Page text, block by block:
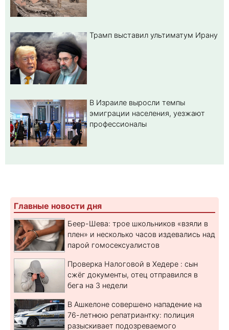
Трамп выставил ультиматум Ирану
В Израиле выросли темпы
эмиграции населения, уезжают
профессионалы
Главные новости дня
Беер-Шева: трое школьников «взяли в
плен» и несколько часов издевались над
парой гомосексуалистов
Проверка Налоговой в Хедере : сын
сжёг документы, отец отправился в
бега на 3 недели
В Ашкелоне совершено нападение на
76-летнюю репатриантку: полиция
разыскивает подозреваемого